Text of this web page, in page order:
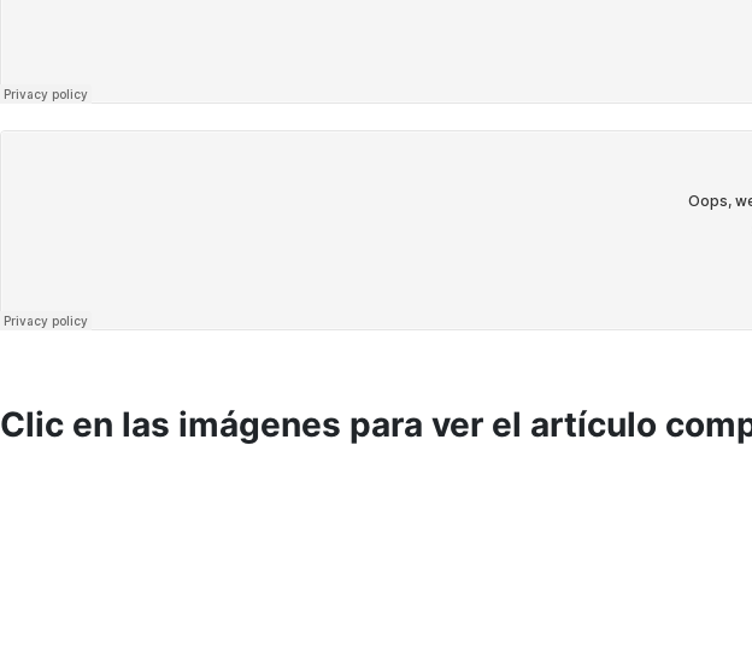
Clic en las imágenes para ver el artículo